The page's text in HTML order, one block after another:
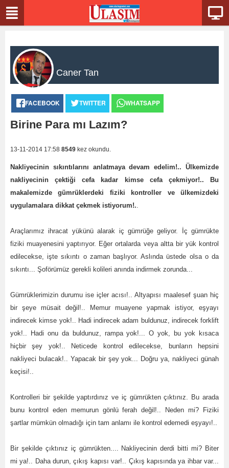
Caner Tan
FACEBOOK TWITTER WHATSAPP
Birine Para mı Lazım?
13-11-2014 17:58 8549 kez okundu.
Nakliyecinin sıkıntılarını anlatmaya devam edelim!.. Ülkemizde
nakliyecinin çektiği cefa kadar kimse cefa çekmiyor!.. Bu
makalemizde gümrüklerdeki fiziki kontroller ve ülkemizdeki
uygulamalara dikkat çekmek istiyorum!..
Araçlarımız ihracat yükünü alarak iç gümrüğe geliyor. İç gümrükte
fiziki muayenesini yaptırıyor. Eğer ortalarda veya altta bir yük kontrol
edilecekse, işte sıkıntı o zaman başlıyor. Aslında üstede olsa o da
sıkıntı... Şoförümüz gerekli kolileri anında indirmek zorunda...
Gümrüklerimizin durumu ise içler acısı!.. Altyapısı maalesef şuan hiç
bir şeye müsait değil!.. Memur muayene yapmak istiyor, eşyayı
indirecek kimse yok!.. Hadi indirecek adam buldunuz, indirecek forklift
yok!.. Hadi onu da buldunuz, rampa yok!... O yok, bu yok kısaca
hiçbir şey yok!.. Neticede kontrol edilecekse, bunların hepsini
nakliyeci bulacak!.. Yapacak bir şey yok... Doğru ya, nakliyeci günah
keçisi!..
Kontrolleri bir şekilde yaptırdınız ve iç gümrükten çıktınız. Bu arada
bunu kontrol eden memurun gönlü ferah değil!.. Neden mi? Fiziki
şartlar mümkün olmadığı için tam anlamı ile kontrol edemedi eşyayı!..
Bir şekilde çıktınız iç gümrükten.... Nakliyecinin derdi bitti mi? Biter
mi ya!.. Daha durun, çıkış kapısı var!.. Çıkış kapısında ya ihbar var...